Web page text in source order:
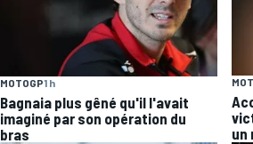
MOTOGP1 h
Bagnaia plus gêné qu'il l'avait
imaginé par son opération du
bras
un